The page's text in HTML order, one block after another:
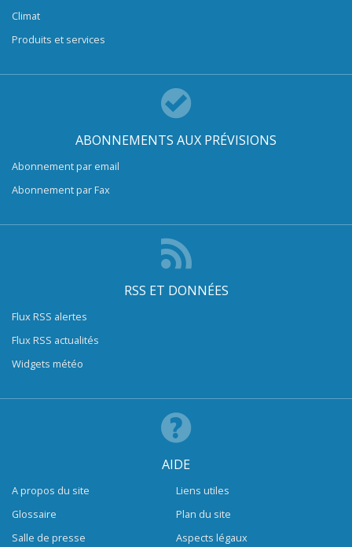
Climat
Produits et services
ABONNEMENTS AUX PRÉVISIONS
Abonnement par email
Abonnement par Fax
RSS ET DONNÉES
Flux RSS alertes
Flux RSS actualités
Widgets météo
AIDE
A propos du site
Glossaire
Salle de presse
Liens utiles
Plan du site
Aspects légaux